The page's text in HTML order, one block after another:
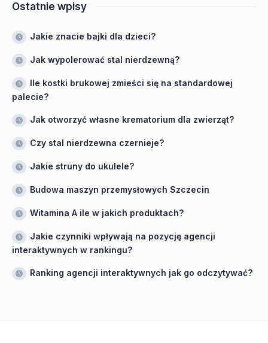
Ostatnie wpisy
Jakie znacie bajki dla dzieci?
Jak wypolerować stal nierdzewną?
Ile kostki brukowej zmieści się na standardowej
palecie?
Jak otworzyć własne krematorium dla zwierząt?
Czy stal nierdzewna czernieje?
Jakie struny do ukulele?
Budowa maszyn przemysłowych Szczecin
Witamina A ile w jakich produktach?
Jakie czynniki wpływają na pozycję agencji
interaktywnych w rankingu?
Ranking agencji interaktywnych jak go odczytywać?